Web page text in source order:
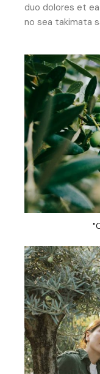
duo dolores et
no sea takimata